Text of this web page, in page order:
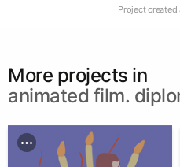
Project created
More projects in
animated film.